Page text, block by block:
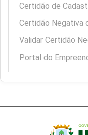
Certidão de
Certidão Negativa
Validar Certidão
Portal do